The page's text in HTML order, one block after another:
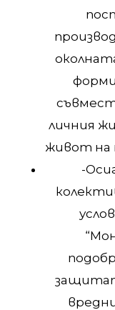
личния
живот на
-